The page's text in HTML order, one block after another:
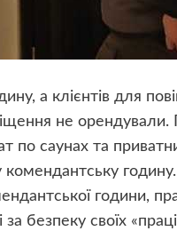
а клієнтів для
не орендували.
по саунах та
комендантську
години,
безпеку своїх